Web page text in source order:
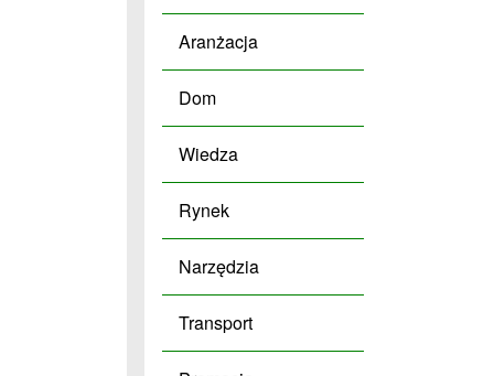
Aranżacja
Dom
Wiedza
Rynek
Narzędzia
Transport